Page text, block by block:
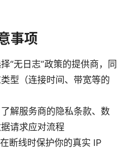
事项
“无日志”政策的提供商，同
型（连接时间、带宽等的
解服务商的隐私条款、数
请求应对流程
断线时保护你的真实 IP